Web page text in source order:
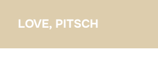
InhaltLOVE, PITSCH